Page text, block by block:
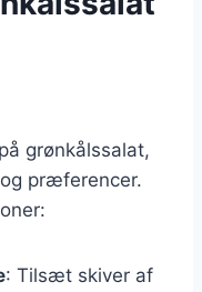
grønkålssalat,
præferencer.
: Tilsæt skiver af